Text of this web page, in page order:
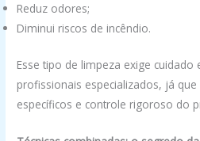
Reduz odores;
Diminui riscos de incêndio.
Esse tipo de limpeza exige
profissionais especializados, já
específicos e controle rigoroso do